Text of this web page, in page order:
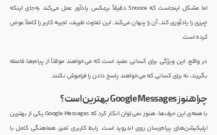
اما مشکل اینجاست که Snooze دقیقاً برعکس یادآور عمل می‌کند به‌جای اینکه
چیزی را یادآوری کند، آن را پنهان می‌کند. این تفاوت ظریف، تجربه کاربر را کاملاً عوض
کرده است.
در واقع، این ویژگی برای کسانی مفید است که می‌خواهند موقتاً از پیام‌ها فاصله
بگیرند، نه برای کسانی که می‌خواهند پاسخ دادن را فراموش نکنند.
چرا هنوز Google Messages بهترین است؟
با همه‌ی این حرف‌ها، هنوز نمی‌توان انکار کرد که Google Messages یکی از بهترین
اپلیکیشن‌های پیام‌رسان روی اندروید است. رابط کاربری تمیز، هماهنگی کامل با